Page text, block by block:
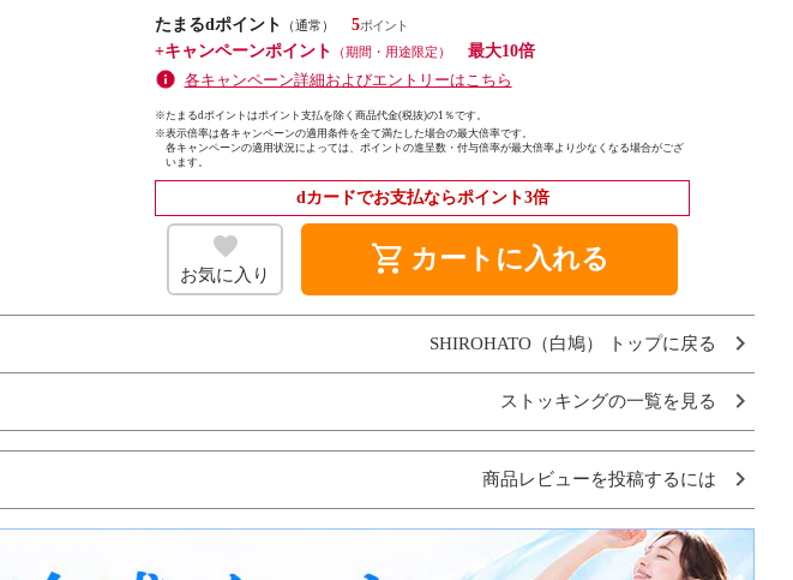
たまるdポイント
（通常）
5
+キャンペーンポイント
（期間・用途限定）
最大10倍
各キャンペーン詳細およびエントリーはこちら
※たまるdポイントはポイント支払を除く商品代金(税抜)の1％です。
※表示倍率は各キャンペーンの適用条件を全て満たした場合の最大倍率です。
各キャンペーンの適用状況によっては、ポイントの進呈数・付与倍率が最大倍率より少なくなる場合がござ
います。
dカードでお支払ならポイント3倍
お気に入り shopping_cart カートに入れる
SHIROHATO（白鳩） トップに戻る
ストッキングの一覧を見る
商品レビューを投稿するには